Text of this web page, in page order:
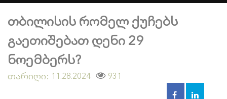
თბილისის რომელ ქუჩებს
გაეთიშებათ დენი 29
ნოემბერს?
თარიღი: 11.28.2024 931